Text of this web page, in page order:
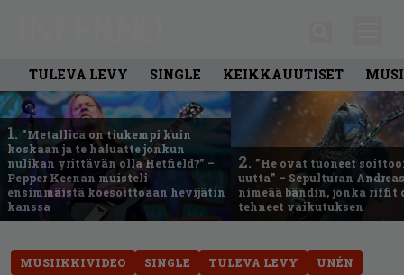
TULEVA LEVY SINGLE KEIKKAUUTISET
1. ”Metallica on tiukempi kuin
koskaan ja te haluatte jonkun
nulikan yrittävän olla Hetfield?” –
Pepper Keenan muisteli
ensimmäistä koesoittoaan hevijätin
kanssa
2. ”He ovat tuoneet
uutta” – Sepulturan
nimeää bändin, jonka riffit
tehneet vaikutuksen
MUSIIKKIVIDEO SINGLE TULEVA LEVY UNÉN